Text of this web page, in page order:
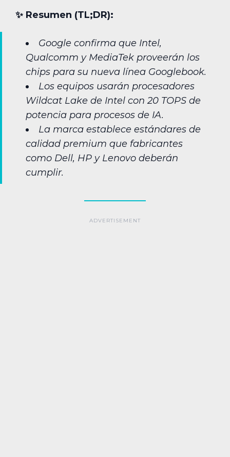
✨︎ Resumen (TL;DR):
Google confirma que Intel,
Qualcomm y MediaTek proveerán los
chips para su nueva línea Googlebook.
Los equipos usarán procesadores
Wildcat Lake de Intel con 20 TOPS de
potencia para procesos de IA.
La marca establece estándares de
calidad premium que fabricantes
como Dell, HP y Lenovo deberán
cumplir.